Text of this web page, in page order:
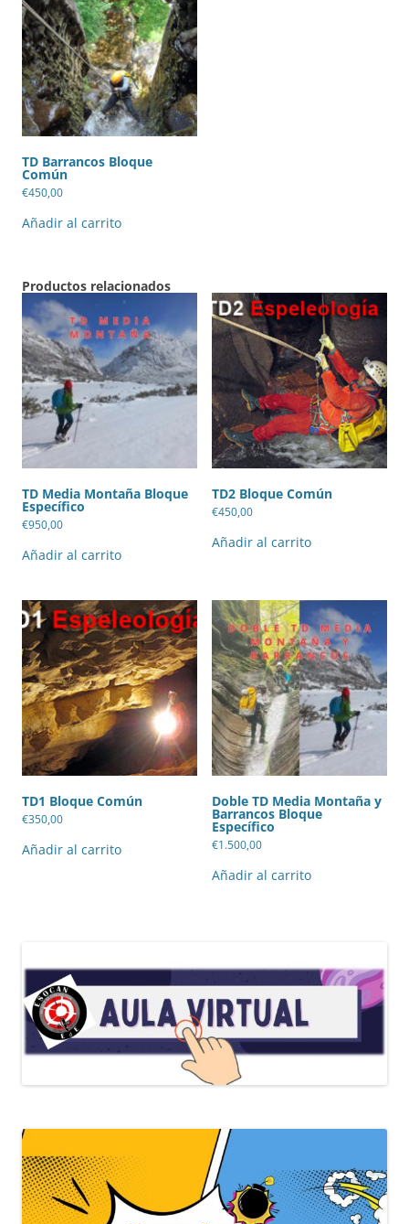
TD Barrancos Bloque
Común
€450,00
Añadir al carrito
Productos relacionados
TD Media Montaña Bloque
Específico
€950,00
Añadir al carrito
TD2 Bloque Común
€450,00
Añadir al carrito
TD1 Bloque Común
€350,00
Añadir al carrito
Doble TD Media Montaña y
Barrancos Bloque
Específico
€1.500,00
Añadir al carrito